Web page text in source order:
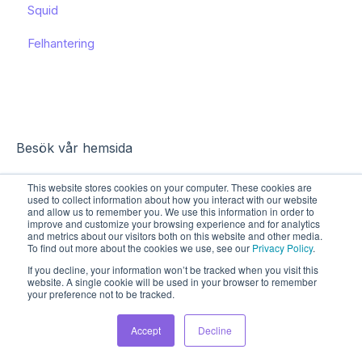
This website stores cookies on your computer. These cookies are
used to collect information about how you interact with our website
and allow us to remember you. We use this information in order to
improve and customize your browsing experience and for analytics
and metrics about our visitors both on this website and other media.
To find out more about the cookies we use, see our Privacy Policy.
If you decline, your information won’t be tracked when you visit this
website. A single cookie will be used in your browser to remember
your preference not to be tracked.
Accept Decline
Funktioner och användning
Kända begränsningar
Funktioner och användning
Squid
Felhantering
Besök vår hemsida
Upphovsrätt © 2026, Sharespine AB